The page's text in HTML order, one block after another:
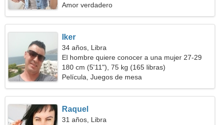
Amor verdadero
Iker
34 años, Libra
El hombre quiere conocer a una mujer 27-29
180 cm (5'11"), 75 kg (165 libras)
Película, Juegos de mesa
Raquel
31 años, Libra